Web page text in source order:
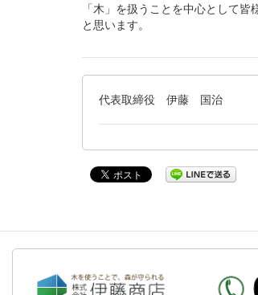
「木」を扱うことを中心として
と思います。
代表取締役 伊藤 国治